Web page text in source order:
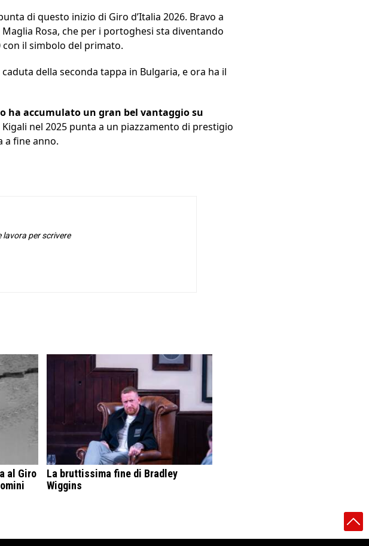
di questo inizio di Giro d’Italia 2026. Bravo a
Rosa, che per i portoghesi sta diventando
con il simbolo del primato.
della seconda tappa in Bulgaria, e ora ha il
ha accumulato un gran bel vantaggio su
nel 2025 punta a un piazzamento di prestigio
a fine anno.
lavora per scrivere
al Giro
La bruttissima fine di Bradley
Wiggins